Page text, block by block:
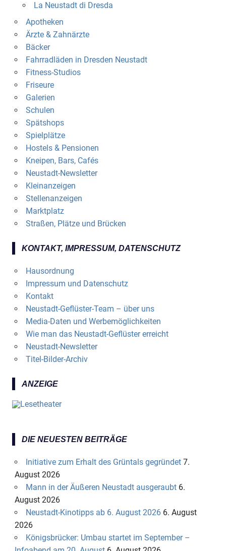
La Neustadt di Dresda
Apotheken
Ärzte & Zahnärzte
Bäcker
Fahrradläden in Dresden Neustadt
Fitness-Studios
Friseure
Galerien
Schulen
Spätshops
Spielplätze
Hostels & Pensionen
Kneipen, Bars, Cafés
Neustadt-Newsletter
Kleinanzeigen
Stellenanzeigen
Marktplatz
Straßen, Plätze und Brücken
KONTAKT, IMPRESSUM, DATENSCHUTZ
Hausordnung
Impressum und Datenschutz
Kontakt
Neustadt-Geflüster-Team – über uns
Media-Daten und Werbemöglichkeiten
Wie man das Neustadt-Geflüster erreicht
Neustadt-Newsletter
Titel-Bilder-Archiv
ANZEIGE
DIE NEUESTEN BEITRÄGE
Initiative zum Erhalt des Grüntals gegründet 7.
August 2026
Mann in der Äußeren Neustadt ausgeraubt 6.
August 2026
Neustadt-Kinotipps ab 6. August 2026 6. August
2026
Königsbrücker: Umbau startet im September –